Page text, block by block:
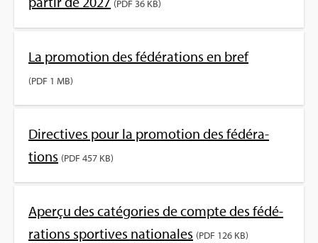
(PDF 36 KB)
La pro­mo­tion des fédé­ra­tions en bref
(PDF 1 MB)
Direc­tives pour la pro­mo­tion des fédé­ra­
tions (PDF 457 KB)
Aperçu des caté­go­ries de compte des fédé­
ra­tions spor­tives natio­nales (PDF 126 KB)